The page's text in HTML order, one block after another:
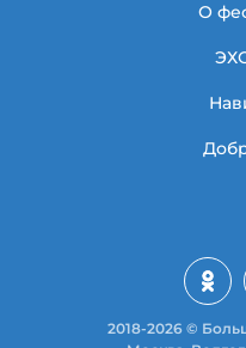
О
2018-2026 ©